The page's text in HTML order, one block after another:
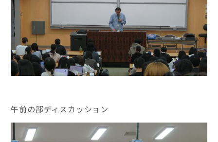
午前の部ディスカッション